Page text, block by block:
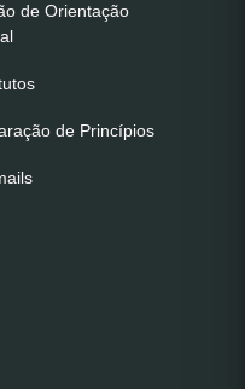
de Orientação
de Princípios